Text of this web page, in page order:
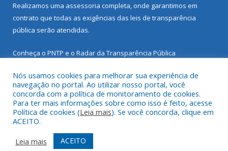
Realizamos uma assessoria completa, onde garantimos em
contrato que todas as exigências das leis de transparência
pública serão atendidas.
Conheça o PNTP e o Radar da Transparência Pública
Todos os direitos reservados a Prefeitura Municipal de Santarém
Novo.
Mapa do Site
Acessar Área Administrativa
Nós usamos cookies para melhorar sua experiência de
navegação no portal. Ao utilizar nosso portal, você
concorda com a política de monitoramento de cookies.
Para ter mais informações sobre como isso é feito, acesse
Política de cookies (Leia mais). Se você concorda, clique em
ACEITO.
Leia mais
ACEITO